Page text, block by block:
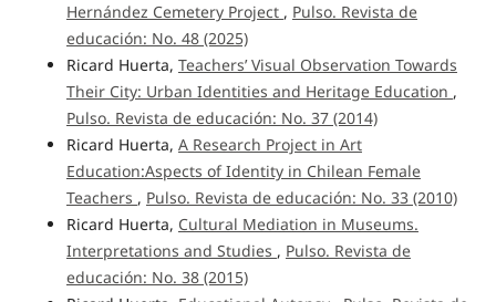
Hernández Cemetery Project , Pulso. Revista de
educación: No. 48 (2025)
Ricard Huerta, Teachers’ Visual Observation Towards
Their City: Urban Identities and Heritage Education ,
Pulso. Revista de educación: No. 37 (2014)
Ricard Huerta, A Research Project in Art
Education:Aspects of Identity in Chilean Female
Teachers , Pulso. Revista de educación: No. 33 (2010)
Ricard Huerta, Cultural Mediation in Museums.
Interpretations and Studies , Pulso. Revista de
educación: No. 38 (2015)